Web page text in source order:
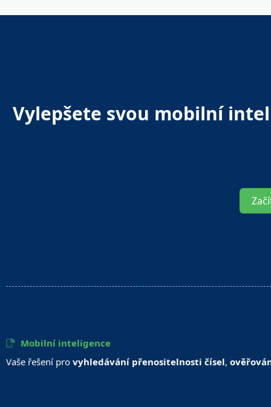
Vylepšete svou mobilní
Mobilní inteligence
Vaše řešení pro vyhledávání přenositelnosti čísel,